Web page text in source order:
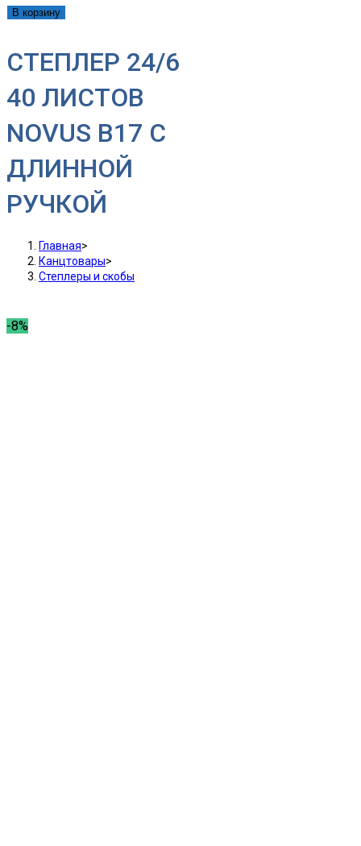
В корзину
СТЕПЛЕР 24/6
40 ЛИСТОВ
NOVUS B17 С
ДЛИННОЙ
РУЧКОЙ
Главная>
Канцтовары>
Степлеры и скобы
-8%